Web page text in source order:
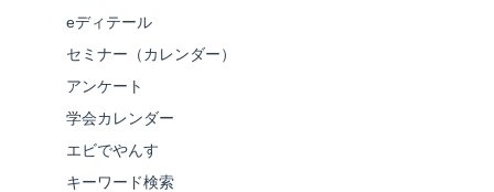
eディテール
セミナー（カレンダー）
アンケート
学会カレンダー
エビでやんす
キーワード検索